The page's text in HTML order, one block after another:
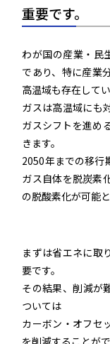
重要です。
わが国の産業・民
であり、特に産業
高温域も存在してい
ガスは高温域にも
ガスシフトを進め
きます。
2050年までの移行
ガス自体を脱炭素
の脱酸素化が可能と
まずは省エネに取
要です。
その結果、削減が
ついては
カーボン・オフセ